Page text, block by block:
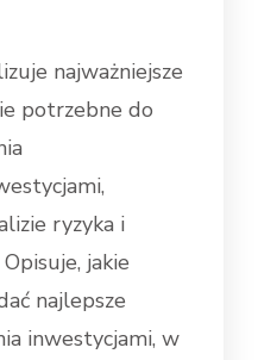
najważniejsze
potrzebne do
ryzyka i
jakie
najlepsze
inwestycjami, w